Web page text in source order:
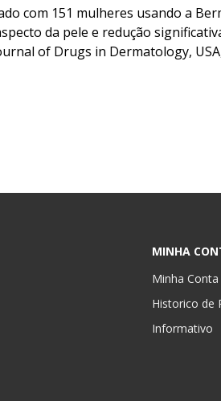
com 151 mulheres usando a
da pele e redução
of Drugs in Dermatology,
MINHA
Minha Conta
Historico de
Informativo